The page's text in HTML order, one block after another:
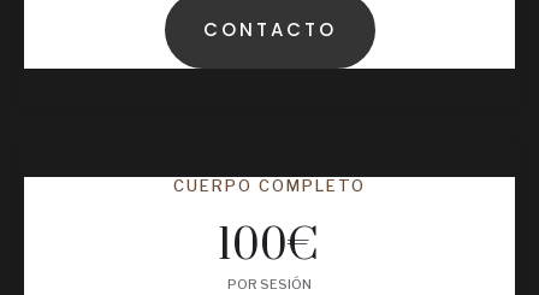
CONTACTO
CUERPO COMPLETO
100€
POR SESIÓN